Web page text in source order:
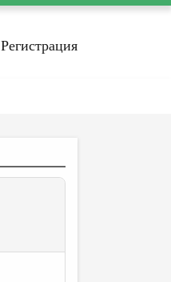
Регистрация